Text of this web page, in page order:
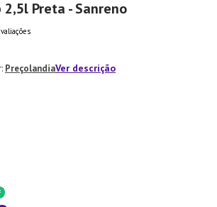
Preta - Sanreno
PreçolandiaVer descrição